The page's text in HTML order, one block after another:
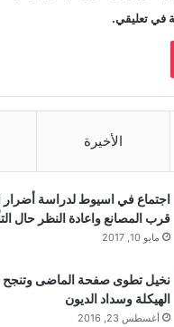
في تعليقي.
الأخيرة
اجتماع في اسيوط لدراسة أضرار
قرب المصانع واعادة النظر حال
مايو 10, 2017
نخيل تطوى صفحة الماضى وتنجح
الهيكلة وسداد الديون
أغسطس 23, 2016